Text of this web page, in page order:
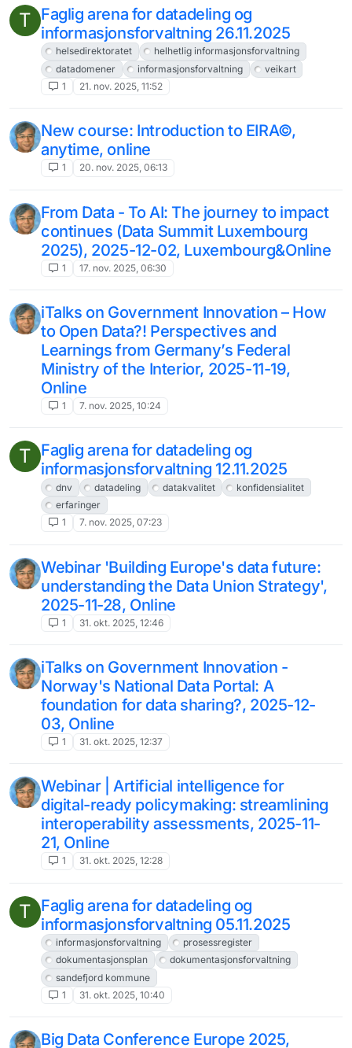
T Faglig arena for datadeling og
informasjonsforvaltning 26.11.2025
helsedirektoratet
helhetlig informasjonsforvaltning
datadomener
informasjonsforvaltning
veikart
1
21. nov. 2025, 11:52
New course: Introduction to EIRA©,
anytime, online
1 20. nov. 2025, 06:13
From Data - To AI: The journey to impact
continues (Data Summit Luxembourg
2025), 2025-12-02, Luxembourg&Online
1 17. nov. 2025, 06:30
iTalks on Government Innovation – How
to Open Data?! Perspectives and
Learnings from Germany’s Federal
Ministry of the Interior, 2025-11-19,
Online
1 7. nov. 2025, 10:24
T Faglig arena for datadeling og
informasjonsforvaltning 12.11.2025
dnv datadeling datakvalitet
konfidensialitet
erfaringer
1
7. nov. 2025, 07:23
Webinar 'Building Europe's data future:
understanding the Data Union Strategy',
2025-11-28, Online
1 31. okt. 2025, 12:46
iTalks on Government Innovation -
Norway's National Data Portal: A
foundation for data sharing?, 2025-12-
03, Online
1 31. okt. 2025, 12:37
Webinar | Artificial intelligence for
digital-ready policymaking: streamlining
interoperability assessments, 2025-11-
21, Online
1 31. okt. 2025, 12:28
T Faglig arena for datadeling og
informasjonsforvaltning 05.11.2025
informasjonsforvaltning
prosessregister
dokumentasjonsplan
dokumentasjonsforvaltning
sandefjord kommune
1
31. okt. 2025, 10:40
Big Data Conference Europe 2025,